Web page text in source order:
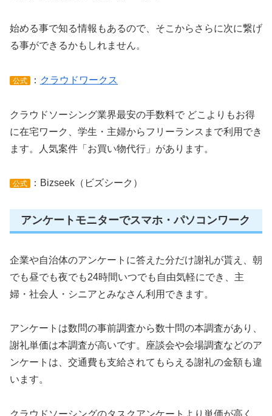
始める事で知る情報もあるので、そこからさらに次に繋げ
る事ができるかもしれません。
公式 ： クラウドワークス
クラウドソーシング業界最安の手数料で どこよりもお得
に在宅ワーク、学生・主婦からフリーランスまで利用でき
ます。人気案件「お買い物代行」があります。
公式 ：Bizseek（ビズシーク）
アンケートモニターでスマホ・パソコンワーク
企業や自治体のアンケートに答えた分だけ謝礼が貰え、朝
でも昼でも夜でも24時間いつでも自由気軽にでき、主
婦・社会人・シニアとみなさん利用できます。
アンケートは数問の事前調査から数十問の本調査があり、
謝礼単価は本調査が高いです。座談会や会場調査などのア
ンケートは、交通費も支給されてもらえる謝礼の金額も違
います。